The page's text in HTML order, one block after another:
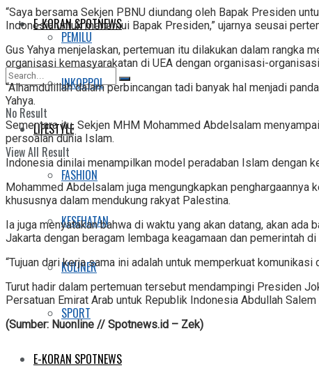
E-KORAN SPOTNEWS
No Result
View All Result
PEMILU
INKOPPOL
LIFESTYLE
FASHION
KESEHATAN
KULINER
SPORT
E-KORAN SPOTNEWS
“Saya bersama Sekjen PBNU diundang oleh Bapak Presiden
Indonesia untuk menemui Bapak Presiden,” ujarnya seusai
Gus Yahya menjelaskan, pertemuan itu dilakukan dalam rangka
organisasi kemasyarakatan di UEA dengan organisasi-
“Alhamdulillah dalam perbincangan tadi banyak hal menjadi
Yahya.
Sementara itu, Sekjen MHM Mohammed Abdelsalam
persoalan dunia Islam.
Indonesia dinilai menampilkan model peradaban Islam dengan
Mohammed Abdelsalam juga mengungkapkan
khususnya dalam mendukung rakyat Palestina.
Ia juga menyatakan bahwa di waktu yang akan datang, akan
Jakarta dengan beragam lembaga keagamaan dan pemerintah
“Tujuan dari kerja sama ini adalah untuk memperkuat
Turut hadir dalam pertemuan tersebut mendampingi Presiden
Persatuan Emirat Arab untuk Republik Indonesia Abdullah
(Sumber: Nuonline // Spotnews.id – Zek)